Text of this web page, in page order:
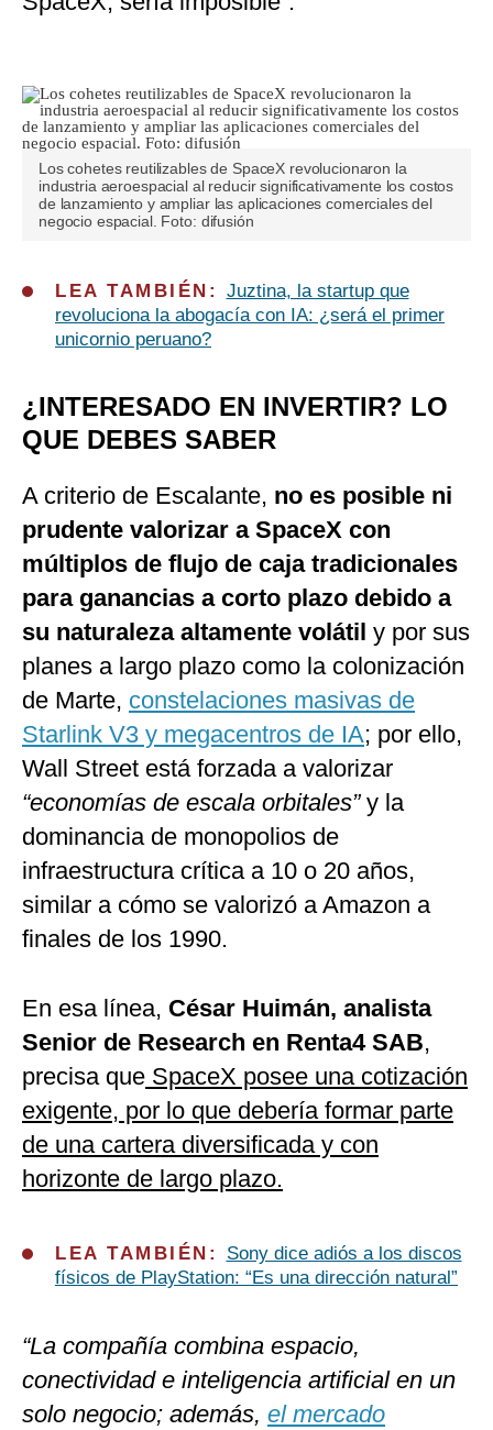
Los cohetes reutilizables de SpaceX revolucionaron la
industria aeroespacial al reducir significativamente los costos
de lanzamiento y ampliar las aplicaciones comerciales del
negocio espacial. Foto: difusión
LEA TAMBIÉN: Juztina, la startup que
revoluciona la abogacía con IA: ¿será el primer
unicornio peruano?
¿INTERESADO EN INVERTIR? LO
QUE DEBES SABER
A criterio de Escalante, no es posible ni
prudente valorizar a SpaceX con
múltiplos de flujo de caja tradicionales
para ganancias a corto plazo debido a
su naturaleza altamente volátil y por sus
planes a largo plazo como la colonización
de Marte, constelaciones masivas de
Starlink V3 y megacentros de IA; por ello,
Wall Street está forzada a valorizar
“economías de escala orbitales”y la
dominancia de monopolios de
infraestructura crítica a 10 o 20 años,
similar a cómo se valorizó a Amazon a
finales de los 1990.
En esa línea, César Huimán, analista
Senior de Research en Renta4 SAB,
precisa que SpaceX posee una cotización
exigente, por lo que debería formar parte
de una cartera diversificada y con
horizonte de largo plazo.
LEA TAMBIÉN: Sony dice adiós a los discos
físicos de PlayStation: “Es una dirección natural”
“La compañía combina espacio,
conectividad e inteligencia artificial en un
solo negocio; además, el mercado